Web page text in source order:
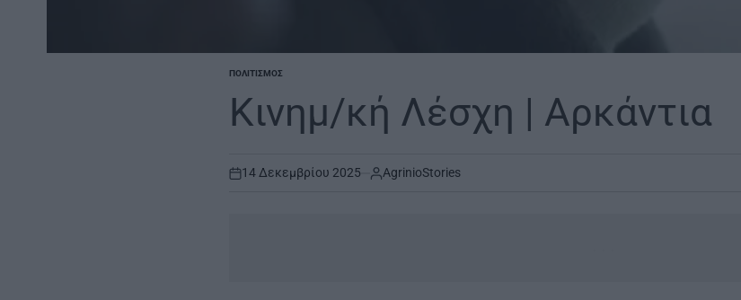
POSTED
ΠΟΛΙΤΙΣΜΌΣ
Κινημ/κή Λέσχη | Αρκάντια
on
14 Δεκεμβρίου 2025 AgrinioStories